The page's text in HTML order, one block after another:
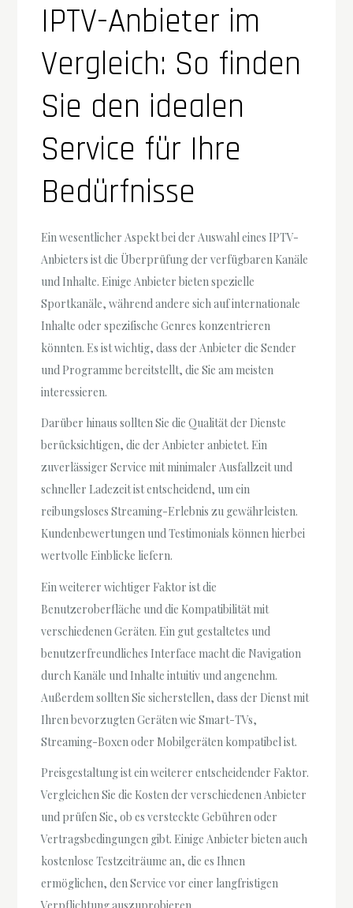
IPTV-Anbieter im
Vergleich: So finden
Sie den idealen
Service für Ihre
Bedürfnisse
Ein wesentlicher Aspekt bei der Auswahl eines IPTV-
Anbieters ist die Überprüfung der verfügbaren Kanäle
und Inhalte. Einige Anbieter bieten spezielle
Sportkanäle, während andere sich auf internationale
Inhalte oder spezifische Genres konzentrieren
könnten. Es ist wichtig, dass der Anbieter die Sender
und Programme bereitstellt, die Sie am meisten
interessieren.
Darüber hinaus sollten Sie die Qualität der Dienste
berücksichtigen, die der Anbieter anbietet. Ein
zuverlässiger Service mit minimaler Ausfallzeit und
schneller Ladezeit ist entscheidend, um ein
reibungsloses Streaming-Erlebnis zu gewährleisten.
Kundenbewertungen und Testimonials können hierbei
wertvolle Einblicke liefern.
Ein weiterer wichtiger Faktor ist die
Benutzeroberfläche und die Kompatibilität mit
verschiedenen Geräten. Ein gut gestaltetes und
benutzerfreundliches Interface macht die Navigation
durch Kanäle und Inhalte intuitiv und angenehm.
Außerdem sollten Sie sicherstellen, dass der Dienst mit
Ihren bevorzugten Geräten wie Smart-TVs,
Streaming-Boxen oder Mobilgeräten kompatibel ist.
Preisgestaltung ist ein weiterer entscheidender Faktor.
Vergleichen Sie die Kosten der verschiedenen Anbieter
und prüfen Sie, ob es versteckte Gebühren oder
Vertragsbedingungen gibt. Einige Anbieter bieten auch
kostenlose Testzeiträume an, die es Ihnen
ermöglichen, den Service vor einer langfristigen
Verpflichtung auszuprobieren.